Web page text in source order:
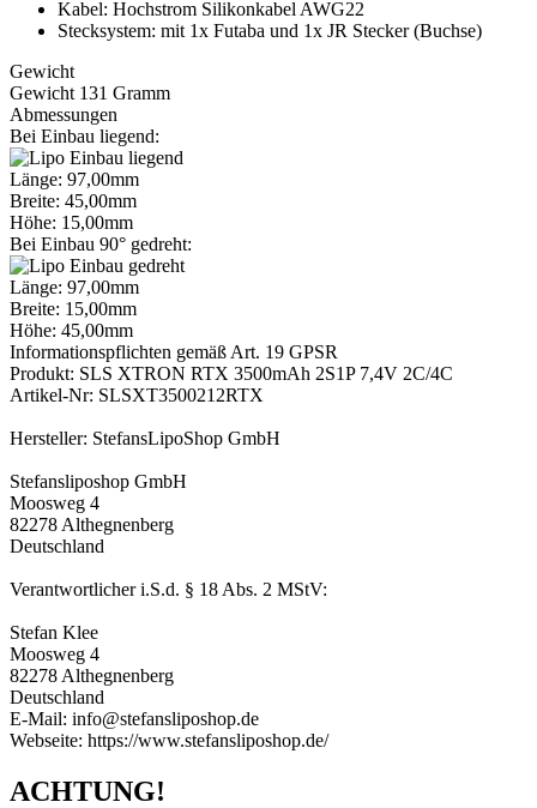
Kabel: Hochstrom Silikonkabel AWG22
Stecksystem: mit 1x Futaba und 1x JR Stecker (Buchse)
Gewicht
Gewicht 131 Gramm
Abmessungen
Bei Einbau liegend:
Länge: 97,00mm
Breite: 45,00mm
Höhe: 15,00mm
Bei Einbau 90° gedreht:
Länge: 97,00mm
Breite: 15,00mm
Höhe: 45,00mm
Informationspflichten gemäß Art. 19 GPSR
Produkt: SLS XTRON RTX 3500mAh 2S1P 7,4V 2C/4C
Artikel-Nr: SLSXT3500212RTX
Hersteller: StefansLipoShop GmbH
Stefansliposhop GmbH
Moosweg 4
82278 Althegnenberg
Deutschland
Verantwortlicher i.S.d. § 18 Abs. 2 MStV:
Stefan Klee
Moosweg 4
82278 Althegnenberg
Deutschland
E-Mail: info@stefansliposhop.de
Webseite: https://www.stefansliposhop.de/
ACHTUNG!